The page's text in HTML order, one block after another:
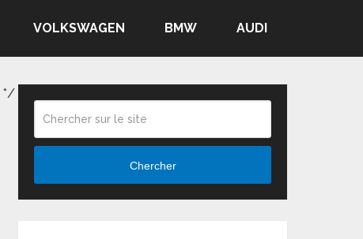
VOLKSWAGEN BMW AUDI
Chercher
*/